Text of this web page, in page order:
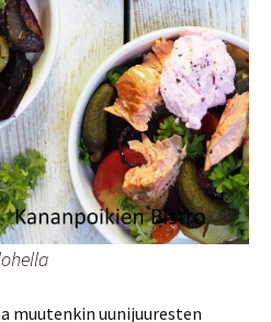
muutenkin uunijuuresten